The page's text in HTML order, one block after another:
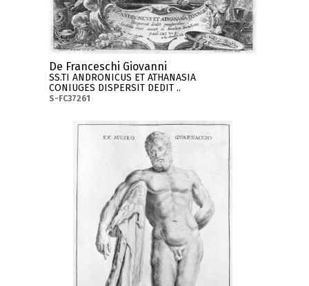
De Franceschi Giovanni
SS.TI ANDRONICUS ET ATHANASIA
CONIUGES DISPERSIT DEDIT ..
S-FC37261